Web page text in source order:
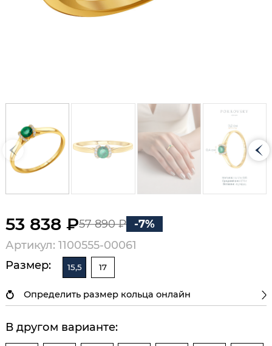
53 838 ₽57 890 ₽
-7%
Артикул: 1100555-00061
Размер:
15,5 17
Определить размер кольца онлайн
В другом варианте: